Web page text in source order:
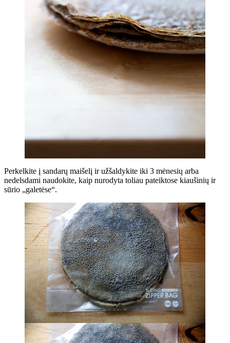
Perkelkite į sandarų maišelį ir užšaldykite iki 3 mėnesių arba
nedelsdami naudokite, kaip nurodyta toliau pateiktose kiaušinių ir
sūrio „galetėse“.